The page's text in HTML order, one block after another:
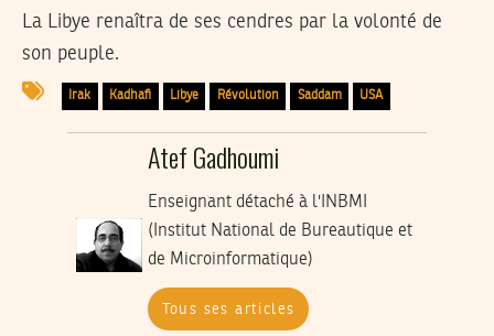
La Libye renaîtra de ses cendres par la volonté de
son peuple.
Irak Kadhafi Libye Révolution Saddam USA
Atef Gadhoumi
Enseignant détaché à l'INBMI
(Institut National de Bureautique et
de Microinformatique)
Tous ses articles